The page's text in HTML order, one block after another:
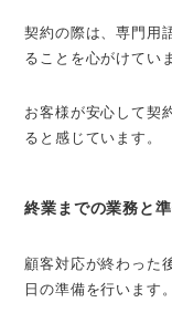
契約の際は、専門用
ることを心がけてい
お客様が安心して契
ると感じています。
終業までの業務と
顧客対応が終わった
日の準備を行います。